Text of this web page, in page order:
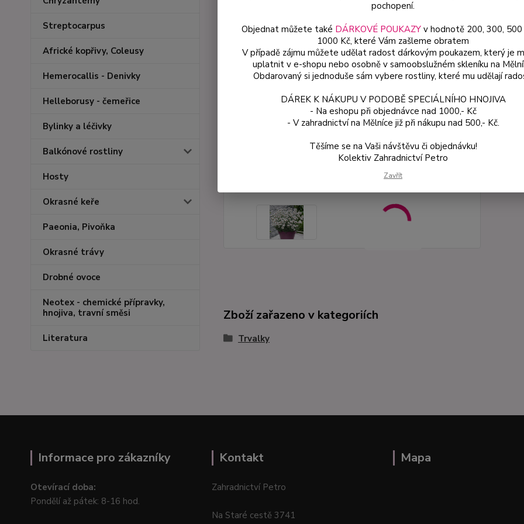
Streptocarpus
Africké kopřivy, Coleusy
Hemerocallis - Denivky
Helleborusy - čemeřice
Bylinky a léčivky
Balkónové rostliny
Hosty
Okrasné keře
Paeonia, Pivoňka
Okrasné trávy
Drobné ovoce
Neotex - chemické přípravky,
hnojiva, travní směsi
Literatura
53
Číslo
Zboží zařazeno v kategoriích
Trvalky
Informace pro zákazníky
Otevírací doba:
Pondělí až pátek: 8-16 hod.
Kontakt
Zahradnictví Petro
Na Staré cestě 3741
Mapa
pochopení.
Objednat můžete také DÁRKOVÉ POUKAZYv hodnotě 200, 300, 500
1000 Kč, které Vám zašleme obratem
V případě zájmu můžete udělat radost dárkovým poukazem, který je
uplatnit v e-shopu nebo osobně v samoobslužném skleníku na
Obdarovaný si jednoduše sám vybere rostliny, které mu udělají
DÁREK K NÁKUPU V PODOBĚ SPECIÁLNÍHO HNOJIVA
- Na eshopu při objednávce nad 1000,- Kč
- V zahradnictví na Mělníce již při nákupu nad 500,- Kč.
Těšíme se na Vaši návštěvu či objednávku!
Kolektiv Zahradnictví Petro
Zavřít